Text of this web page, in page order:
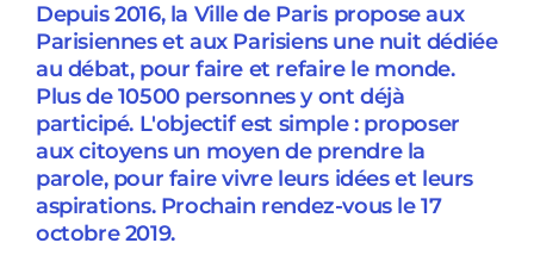
Depuis 2016, la Ville de Paris propose aux
Parisiennes et aux Parisiens une nuit dédiée
au débat, pour faire et refaire le monde.
Plus de 10500 personnes y ont déjà
participé. L'objectif est simple : proposer
aux citoyens un moyen de prendre la
parole, pour faire vivre leurs idées et leurs
aspirations. Prochain rendez-vous le 17
octobre 2019.